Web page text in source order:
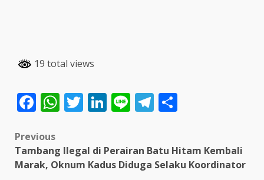
19 total views
Facebook
WhatsApp
Twitter
LinkedIn
LineTelegram
Post
navigation
Previous
Tambang Ilegal di Perairan Batu Hitam Kembali
Marak, Oknum Kadus Diduga Selaku Koordinator